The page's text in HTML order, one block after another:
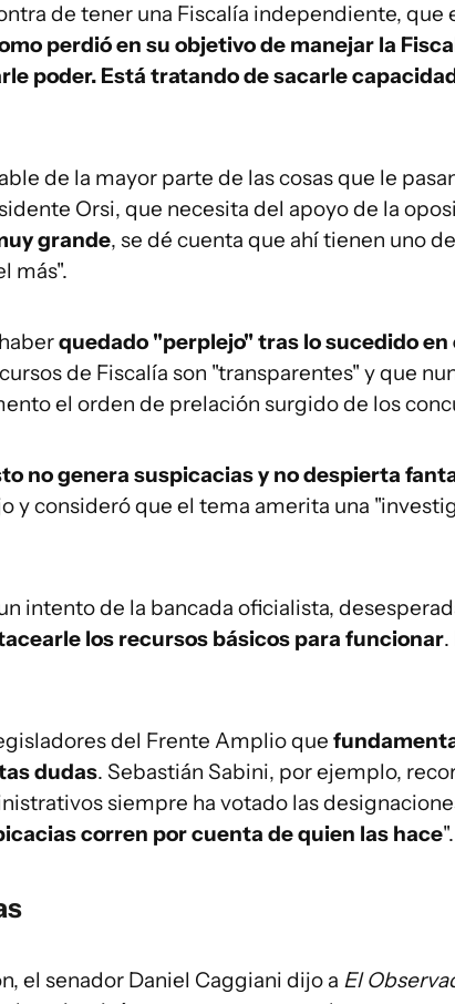
de tener una Fiscalía independiente, que
perdió en su objetivo de manejar la
poder. Está tratando de sacarle
de la mayor parte de las cosas que le
Orsi, que necesita del apoyo de la
grande, se dé cuenta que ahí tienen uno
más".
quedado "perplejo" tras lo sucedido en
de Fiscalía son "transparentes" y que
el orden de prelación surgido de los
no genera suspicacias y no despierta
y consideró que el tema amerita una
intento de la bancada oficialista,
los recursos básicos para funcionar.
del Frente Amplio que
dudas. Sebastián Sabini, por ejemplo,
siempre ha votado las
corren por cuenta de quien las hace".
el senador Daniel Caggiani dijo a El